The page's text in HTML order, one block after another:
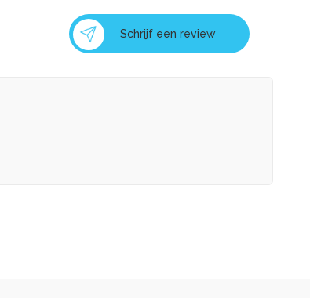
Schrijf een review